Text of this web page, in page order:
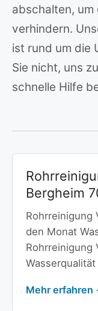
abschalten,
verhindern.
ist rund um die
Sie nicht, uns
schnelle Hilfe
Bergheim
Rohrreinigung
den Monat
Rohrreinigung
Mehr erfahren